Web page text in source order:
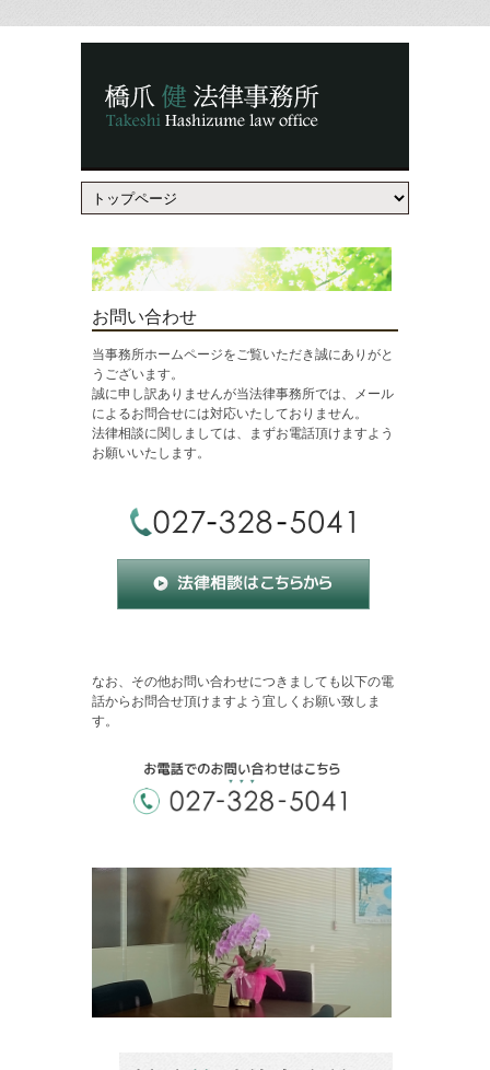
お問い合わせ
当事務所ホームページをご覧いただき誠にありがと
うございます。
誠に申し訳ありませんが当法律事務所では、メール
によるお問合せには対応いたしておりません。
法律相談に関しましては、まずお電話頂けますよう
お願いいたします。
なお、その他お問い合わせにつきましても以下の電
話からお問合せ頂けますよう宜しくお願い致しま
す。